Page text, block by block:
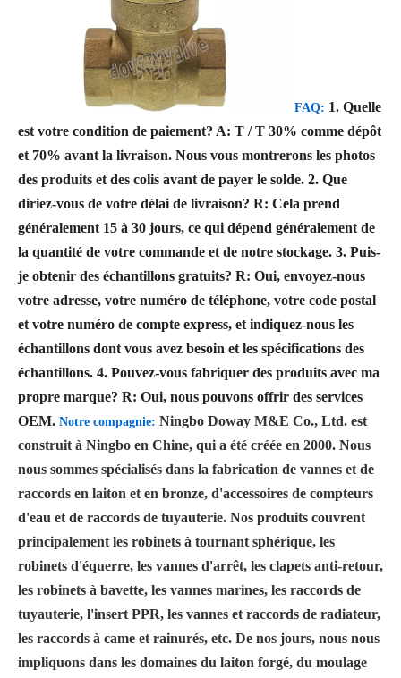
FAQ: 1. Quelle
est votre condition de paiement? A: T / T 30% comme dépôt
et 70% avant la livraison. Nous vous montrerons les photos
des produits et des colis avant de payer le solde. 2. Que
diriez-vous de votre délai de livraison? R: Cela prend
généralement 15 à 30 jours, ce qui dépend généralement de
la quantité de votre commande et de notre stockage. 3. Puis-
je obtenir des échantillons gratuits? R: Oui, envoyez-nous
votre adresse, votre numéro de téléphone, votre code postal
et votre numéro de compte express, et indiquez-nous les
échantillons dont vous avez besoin et les spécifications des
échantillons. 4. Pouvez-vous fabriquer des produits avec ma
propre marque? R: Oui, nous pouvons offrir des services
OEM. Notre compagnie: Ningbo Doway M&E Co., Ltd. est
construit à Ningbo en Chine, qui a été créée en 2000. Nous
nous sommes spécialisés dans la fabrication de vannes et de
raccords en laiton et en bronze, d'accessoires de compteurs
d'eau et de raccords de tuyauterie. Nos produits couvrent
principalement les robinets à tournant sphérique, les
robinets d'équerre, les vannes d'arrêt, les clapets anti-retour,
les robinets à bavette, les vannes marines, les raccords de
tuyauterie, l'insert PPR, les vannes et raccords de radiateur,
les raccords à came et rainurés, etc. De nos jours, nous nous
impliquons dans les domaines du laiton forgé, du moulage